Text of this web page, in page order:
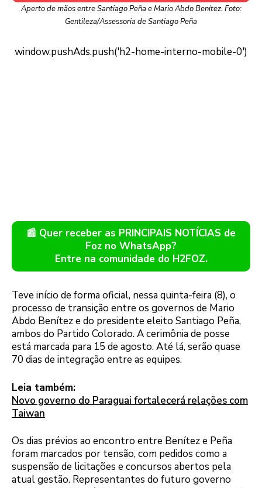
Aperto de mãos entre Santiago Peña e Mario Abdo Benítez. Foto:
Gentileza/Assessoria de Santiago Peña
📰 Quer receber as PRINCIPAIS NOTÍCIAS de
Foz no WhatsApp?
Entre na comunidade do H2FOZ.
Teve início de forma oficial, nessa quinta-feira (8), o
processo de transição entre os governos de Mario
Abdo Benítez e do presidente eleito Santiago Peña,
ambos do Partido Colorado. A cerimônia de posse
está marcada para 15 de agosto. Até lá, serão quase
70 dias de integração entre as equipes.
Leia também:
Novo governo do Paraguai fortalecerá relações com
Taiwan
Os dias prévios ao encontro entre Benítez e Peña
foram marcados por tensão, com pedidos como a
suspensão de licitações e concursos abertos pela
atual gestão. Representantes do futuro governo